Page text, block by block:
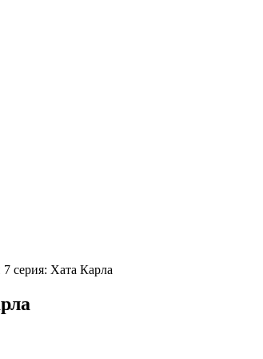
7 серия: Хата Карла